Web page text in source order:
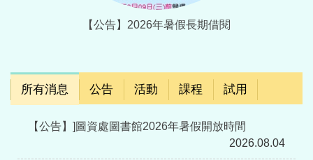
【公告】2026年暑假長期借閱
所有消息 公告 活動 課程 試用
【公告】]圖資處圖書館2026年暑假開放時間
2026.08.04